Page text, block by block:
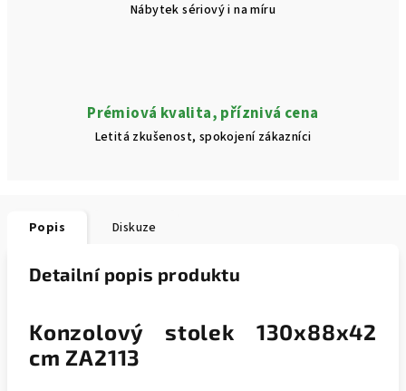
Nábytek sériový i na míru
Prémiová kvalita, příznivá cena
Letitá zkušenost, spokojení zákazníci
Popis Diskuze
Detailní popis produktu
Konzolový stolek 130x88x42
cm ZA2113